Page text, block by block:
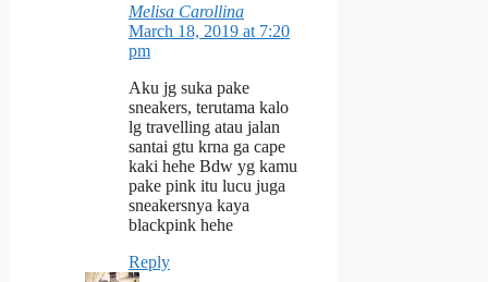
Melisa Carollina
March 18, 2019 at 7:20
pm
Aku jg suka pake
sneakers, terutama kalo
lg travelling atau jalan
santai gtu krna ga cape
kaki hehe Bdw yg kamu
pake pink itu lucu juga
sneakersnya kaya
blackpink hehe
Reply